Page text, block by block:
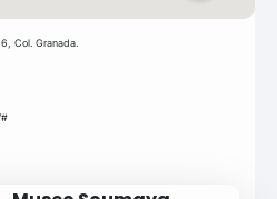
Col. Granada.
#